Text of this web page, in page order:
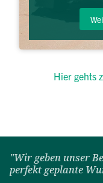
Hier gehts
"Wir geben unser
perfekt geplante